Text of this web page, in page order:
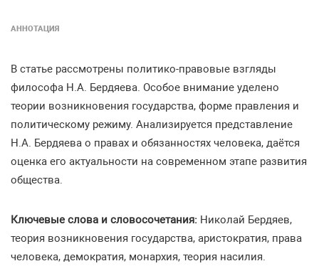
АННОТАЦИЯ
В статье рассмотрены политико-правовые взгляды
философа Н.А. Бердяева. Особое внимание уделено
теории возникновения государства, форме правления и
политическому режиму. Анализируется представление
Н.А. Бердяева о правах и обязанностях человека, даётся
оценка его актуальности на современном этапе развития
общества.
Ключевые слова и словосочетания: Николай Бердяев,
теория возникновения государства, аристократия, права
человека, демократия, монархия, теория насилия.